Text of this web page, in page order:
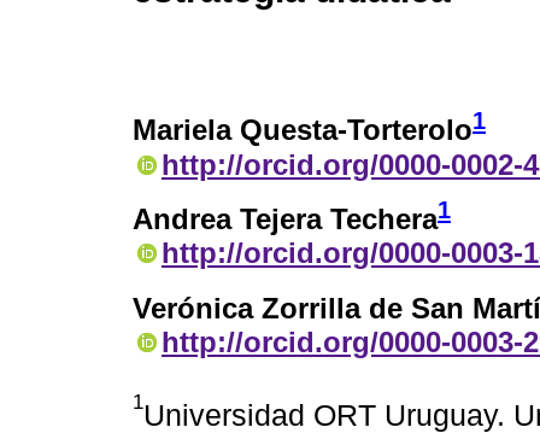
Mariela Questa-Torterolo1
http://orcid.org/0000-0002-
Andrea Tejera Techera1
http://orcid.org/0000-0003-
Verónica Zorrilla de San
http://orcid.org/0000-0003-
1Universidad ORT Uruguay.